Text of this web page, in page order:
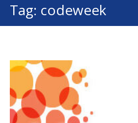
Tag: codeweek